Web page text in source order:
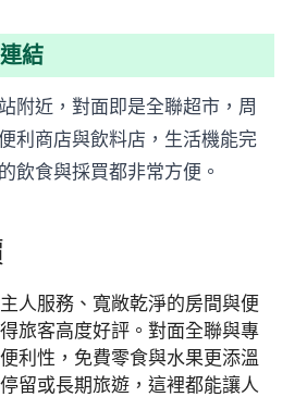
結
附近，對面即是全聯超市，周
利商店與飲料店，生活機能完
飲食與採買都非常方便。
人服務、寬敞乾淨的房間與便
旅客高度好評。對面全聯與專
利性，免費零食與水果更添溫
留或長期旅遊，這裡都能讓人